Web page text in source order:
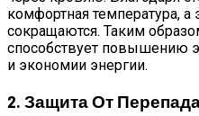
комфортная температура, а
сокращаются. Таким
способствует повышению
и экономии энергии.
2. Защита От